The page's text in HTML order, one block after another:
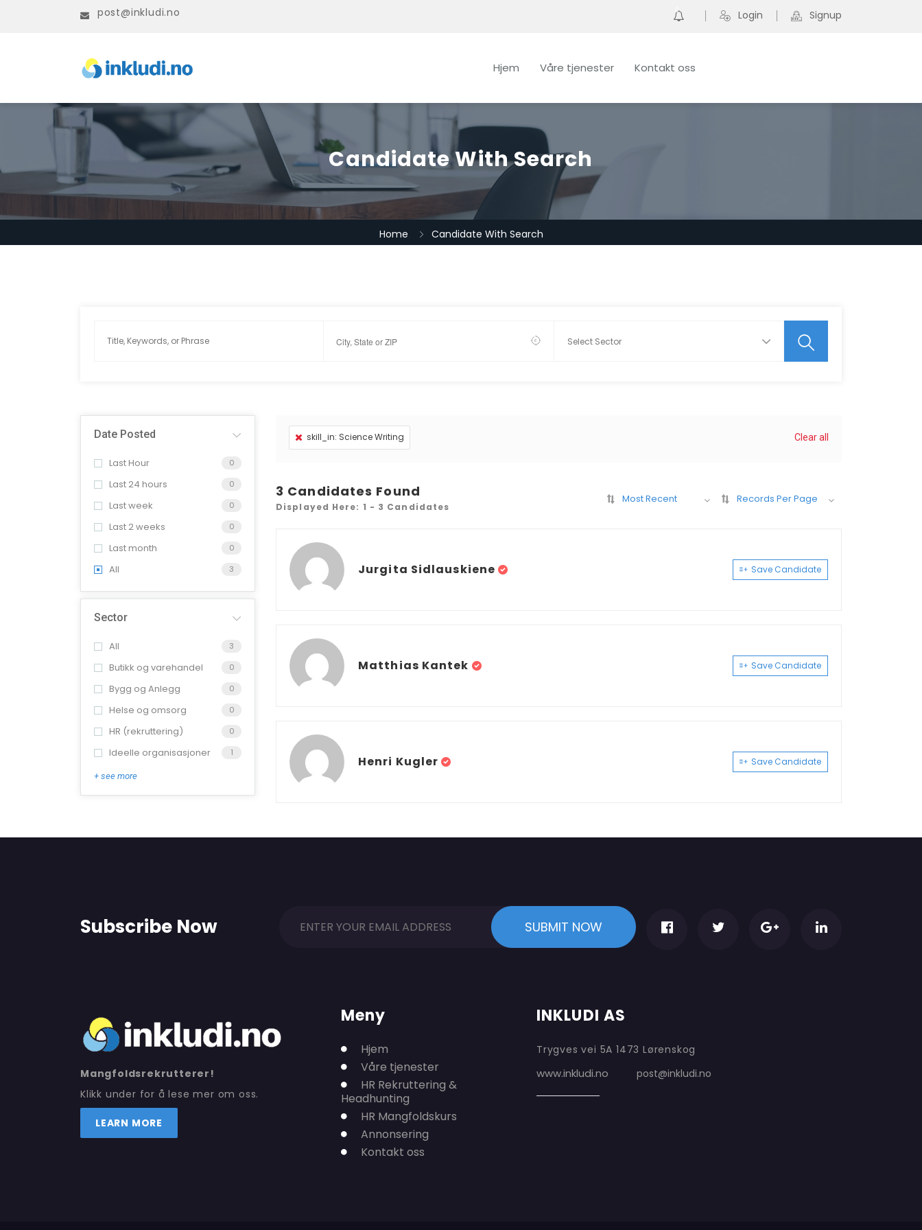
post@inkludi.no 0 Login Signup
Hjem Våre tjenester Kontakt oss
Candidate With Search
Home Candidate With Search
Date Posted
Last Hour 0
Last 24 hours 0
Last week 0
Last 2 weeks 0
Last month 0
All 3
Sector
All 3
Butikk og varehandel 0
Bygg og Anlegg 0
Helse og omsorg 0
HR (rekruttering) 0
Ideelle organisasjoner 1
+ see more
skill_in: Science Writing Clear all
3 Candidates Found
Displayed Here: 1 - 3 Candidates
Most Recent Records Per Page
Jurgita Sidlauskiene Save Candidate
Matthias Kantek Save Candidate
Henri Kugler Save Candidate
Subscribe Now
Mangfoldsrekrutterer!
Klikk under for å lese mer om oss.
LEARN MORE
Meny
Hjem
Våre tjenester
HR Rekruttering &
Headhunting
HR Mangfoldskurs
Annonsering
Kontakt oss
INKLUDI AS
Trygves vei 5A 1473 Lørenskog
www.inkludi.no post@inkludi.no